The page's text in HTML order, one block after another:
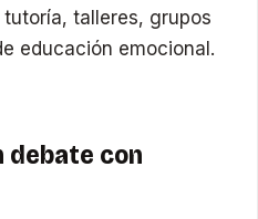
talleres, grupos
educación emocional.
debate con